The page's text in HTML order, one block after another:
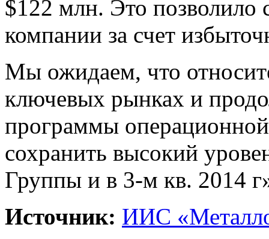
$122 млн. Это позволило
компании за счет
Мы ожидаем, что
ключевых рынках и
программы
сохранить высокий
Группы и в 3-м кв. 2014
Источник: ИИС